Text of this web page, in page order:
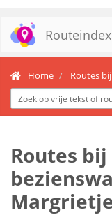
Routeindex
Home Routes
Routes bij